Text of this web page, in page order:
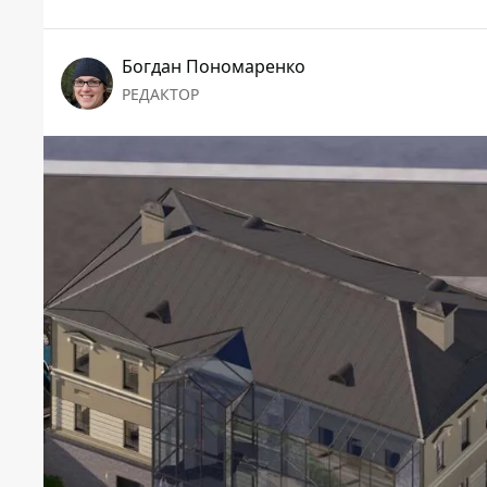
Богдан Пономаренко
РЕДАКТОР